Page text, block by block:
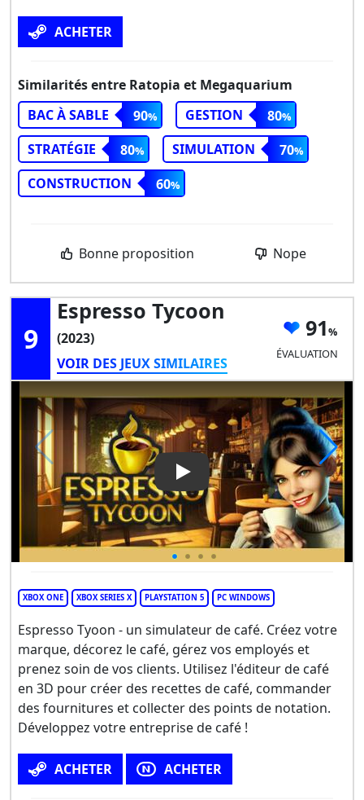
ACHETER
Similarités entre Ratopia et Megaquarium
BAC À SABLE
90 GESTION
80
STRATÉGIE
80 SIMULATION
70
CONSTRUCTION
60
Bonne proposition Nope
9
Espresso Tycoon
(2023)
VOIR DES JEUX SIMILAIRES
91
ÉVALUATION
Play Video: Espresso Tycoon
XBOX ONE XBOX SERIES X PLAYSTATION 5 PC WINDOWS
Espresso Tyoon - un simulateur de café. Créez votre
marque, décorez le café, gérez vos employés et
prenez soin de vos clients. Utilisez l'éditeur de café
en 3D pour créer des recettes de café, commander
des fournitures et collecter des points de notation.
Développez votre entreprise de café !
ACHETER ACHETER